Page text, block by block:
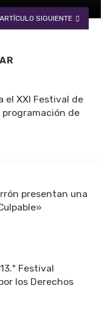
ARTÍCULO SIGUIENTE
el XXI Festival de
programación de
presentan una
Festival
los Derechos